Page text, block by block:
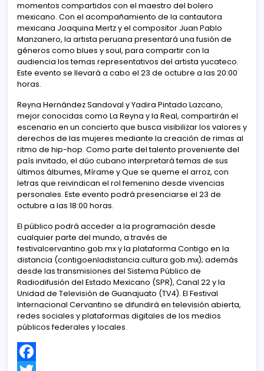
momentos compartidos con el maestro del bolero
mexicano. Con el acompañamiento de la cantautora
mexicana Joaquina Mertz y el compositor Juan Pablo
Manzanero, la artista peruana presentará una fusión de
géneros como blues y soul, para compartir con la
audiencia los temas representativos del artista yucateco.
Este evento se llevará a cabo el 23 de octubre a las 20:00
horas.
Reyna Hernández Sandoval y Yadira Pintado Lazcano,
mejor conocidas como La Reyna y la Real, compartirán el
escenario en un concierto que busca visibilizar los valores y
derechos de las mujeres mediante la creación de rimas al
ritmo de hip-hop. Como parte del talento proveniente del
país invitado, el dúo cubano interpretará temas de sus
últimos álbumes, Mírame y Que se queme el arroz, con
letras que reivindican el rol femenino desde vivencias
personales. Este evento podrá presenciarse el 23 de
octubre a las 18:00 horas.
El público podrá acceder a la programación desde
cualquier parte del mundo, a través de
festivalcervantino.gob.mx y la plataforma Contigo en la
distancia (contigoenladistancia.cultura.gob.mx); además
desde las transmisiones del Sistema Público de
Radiodifusión del Estado Mexicano (SPR), Canal 22 y la
Unidad de Televisión de Guanajuato (TV4). El Festival
Internacional Cervantino se difundirá en televisión abierta,
redes sociales y plataformas digitales de los medios
públicos federales y locales.